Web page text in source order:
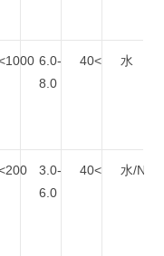
6.0-
8.0
40< 水
3.0-
6.0
40< 水/